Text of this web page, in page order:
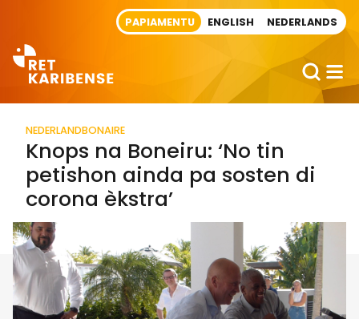
PAPIAMENTU ENGLISH NEDERLANDS
NEDERLANDBONAIRE
Knops na Boneiru: ‘No tin
petishon ainda pa sosten di
corona èkstra’